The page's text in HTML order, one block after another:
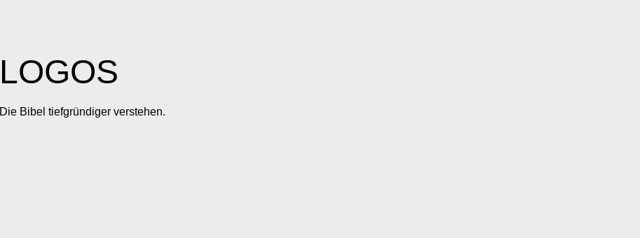
LOGOS
Die Bibel tiefgründiger verstehen.